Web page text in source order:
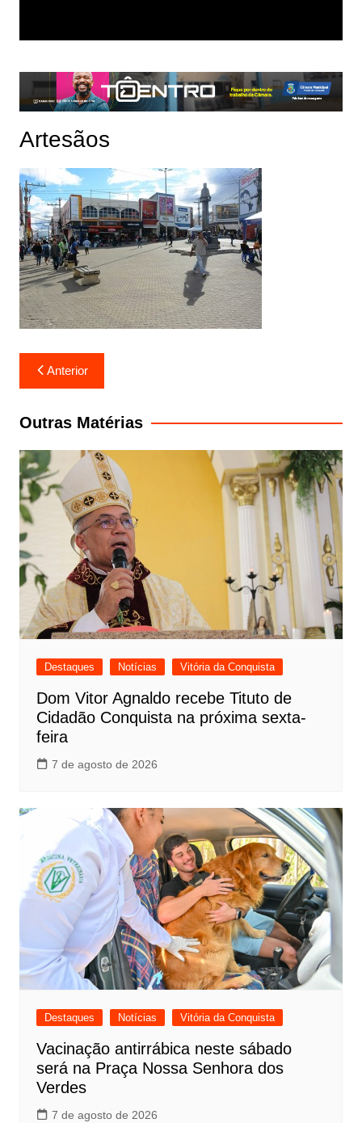
Artesãos
Navegação
de
Post
Anterior
Outras Matérias
Destaques Notícias Vitória da Conquista
Dom Vitor Agnaldo recebe Tituto de
Cidadão Conquista na próxima sexta-
feira
7 de agosto de 2026
Destaques Notícias Vitória da Conquista
Vacinação antirrábica neste sábado
será na Praça Nossa Senhora dos
Verdes
7 de agosto de 2026